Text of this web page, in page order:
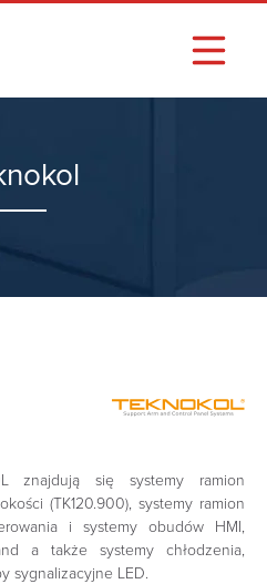
znajdują się systemy ramion
(TK120.900), systemy ramion
i systemy obudów HMI,
a także systemy chłodzenia,
sygnalizacyjne LED.